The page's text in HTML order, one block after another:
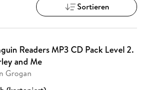
Sortieren
Readers MP3 CD Pack Level 2.
and Me
Grogan